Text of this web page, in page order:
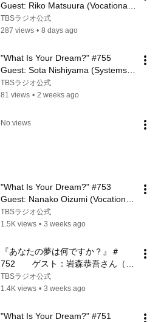
Guest: Riko Matsuura (Vocational
Student/Manager)
TBSラジオ公式
287 views • 8 days ago
"What Is Your Dream?" #755
Guest: Sota Nishiyama (Systems
Engineer)
TBSラジオ公式
81 views • 2 weeks ago
No views
"What Is Your Dream?" #753
Guest: Nanako Oizumi (Vocational
Student/Director)
TBSラジオ公式
1.5K views • 3 weeks ago
『あなたの夢は何ですか？』＃
752　　ゲスト：岩森恭吾さん（専
門学生/水族館プロデュース）
TBSラジオ公式
1.4K views • 3 weeks ago
"What Is Your Dream?" #751